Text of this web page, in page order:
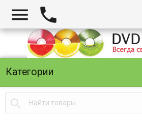
 
Категории
